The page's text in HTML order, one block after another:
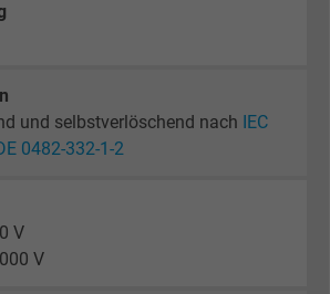
und selbstverlöschend nach
IEC
0482-332-1-2
V
V